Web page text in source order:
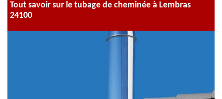
Tout savoir sur le tubage de cheminée à Lembras
24100